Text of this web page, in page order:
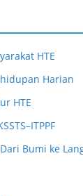
HTE
Harian
HTE
Bumi ke